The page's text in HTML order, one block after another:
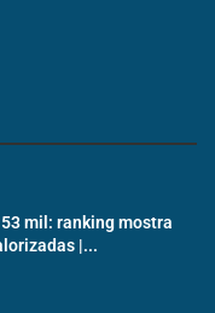
mil: ranking mostra
|...